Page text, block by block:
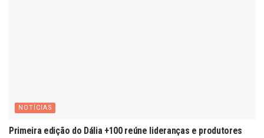
NOTÍCIAS
Primeira edição do Dália +100 reúne lideranças e produtores